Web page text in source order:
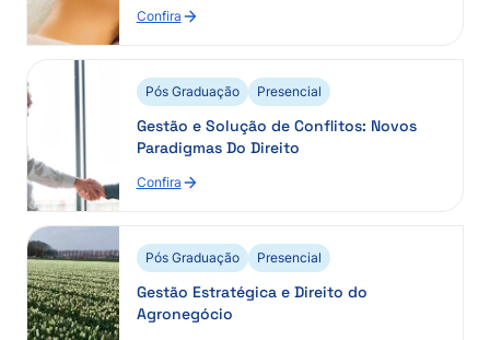
ênfase
farmacêutica
Confira
:
Cosmetologia
à
Estética
Pós Graduação Presencial
Gestão e Solução de Conflitos: Novos
Paradigmas Do Direito
Confira
:
Solução
Conflitos:
Novos
Pós Graduação Presencial
Gestão Estratégica e Direito do
Agronegócio